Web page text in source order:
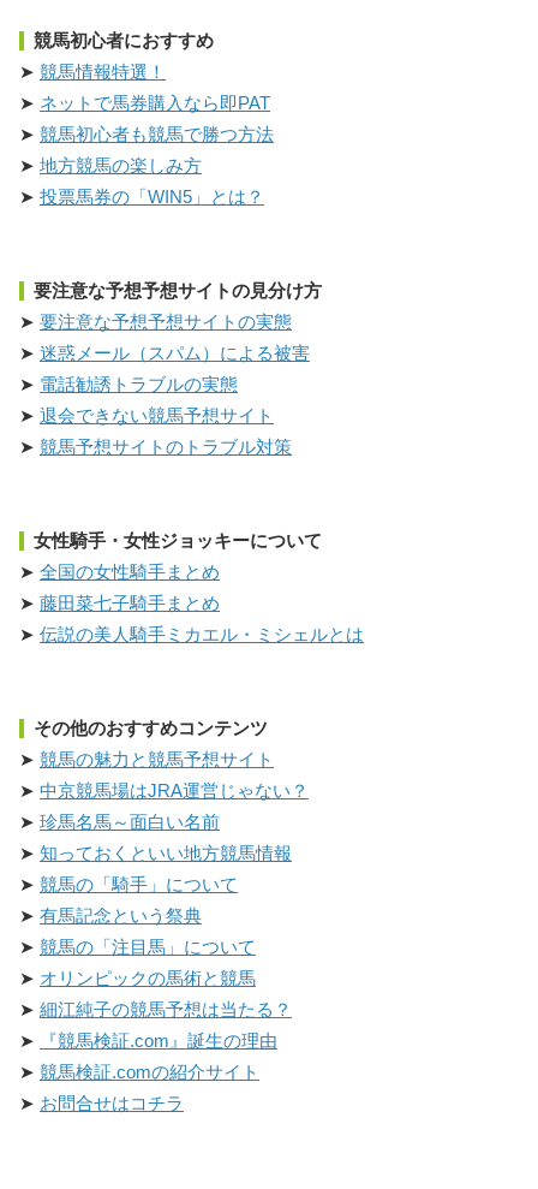
競馬初心者におすすめ
競馬情報特選！
ネットで馬券購入なら即PAT
競馬初心者も競馬で勝つ方法
地方競馬の楽しみ方
投票馬券の「WIN5」とは？
要注意な予想予想サイトの見分け方
要注意な予想予想サイトの実態
迷惑メール（スパム）による被害
電話勧誘トラブルの実態
退会できない競馬予想サイト
競馬予想サイトのトラブル対策
女性騎手・女性ジョッキーについて
全国の女性騎手まとめ
藤田菜七子騎手まとめ
伝説の美人騎手ミカエル・ミシェルとは
その他のおすすめコンテンツ
競馬の魅力と競馬予想サイト
中京競馬場はJRA運営じゃない？
珍馬名馬～面白い名前
知っておくといい地方競馬情報
競馬の「騎手」について
有馬記念という祭典
競馬の「注目馬」について
オリンピックの馬術と競馬
細江純子の競馬予想は当たる？
『競馬検証.com』誕生の理由
競馬検証.comの紹介サイト
お問合せはコチラ